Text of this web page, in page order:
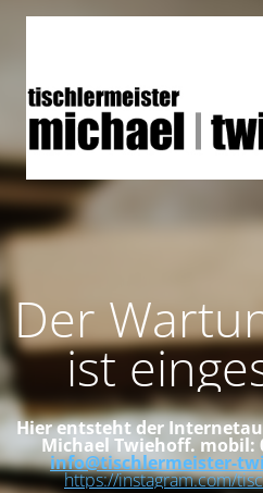
Der
ist
Hier entsteht der
Michael Twiehoff. mobil:
info@tischlermeister-
https://instagram.com/